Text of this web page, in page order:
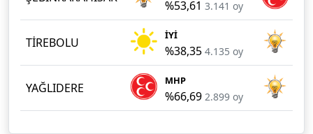
%53,61 3.141 oy
TİREBOLU İYİ
%38,35 4.135 oy
YAĞLIDERE MHP
%66,69 2.899 oy